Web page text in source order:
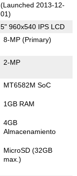
(Launched 2013-12-
01)
5" 960x540 IPS LCD
8-MP (Primary)
2-MP
MT6582M SoC
1GB RAM
4GB
Almacenamiento
MicroSD (32GB
max.)